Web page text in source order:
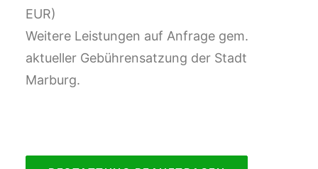
EUR)
Weitere Leistungen auf Anfrage gem.
aktueller Gebührensatzung der Stadt
Marburg.